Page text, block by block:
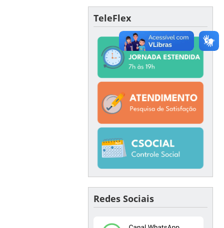
TeleFlex
Redes Sociais